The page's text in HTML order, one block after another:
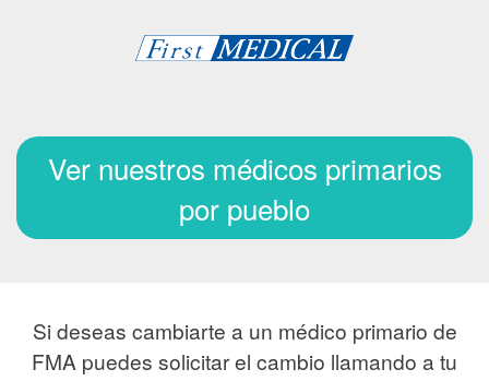
Ver nuestros médicos primarios
por pueblo
Si deseas cambiarte a un médico primario de
FMA puedes solicitar el cambio llamando a tu